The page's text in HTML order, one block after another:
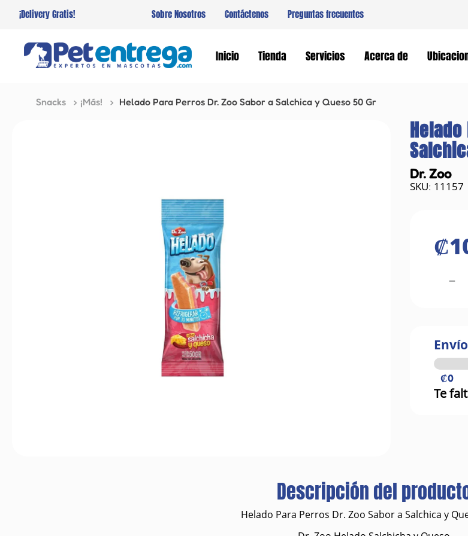
¡Delivery Gratis! Sobre Nosotros Contáctenos Preguntas frecuentes
Inicio Tienda Servicios Acerca de
Snacks ¡Más! Helado Para Perros Dr. Zoo Sabor a Salchica y Queso 50 Gr
Dr. Zoo
: 11157
₡
－
₡0
Te
Descripción del
Helado Para Perros Dr. Zoo Sabor a Salchica y